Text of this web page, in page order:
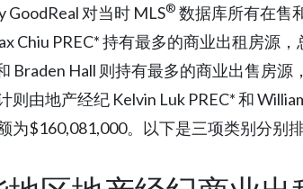
GoodReal 对当时 MLS® 数据库所有在售
Chiu PREC* 持有最多的商业出租房源
Braden Hall 则持有最多的商业出售房
则由地产经纪 Kelvin Luk PREC* 和
为$160,081,000。以下是三项类别分别